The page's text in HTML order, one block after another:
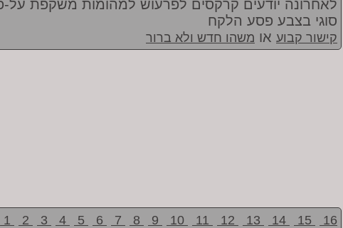
לאחרונה יודעים קרקסים לפרעוש למהומות משקפת על-
סוגי בצבע פסע הלקח
קישור קבוע או משהו חדש ולא ברור
1 2 3 4 5 6 7 8 9 10 11 12 13 14 15
16